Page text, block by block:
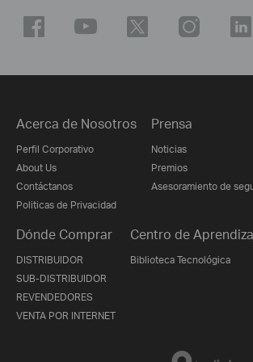
Acerca de Nosotros
Perfil Corporativo
About Us
Contáctanos
Politicas de Privacidad
Prensa
Noticias
Premios
Asesoramiento de
Dónde Comprar
DISTRIBUIDOR
SUB-DISTRIBUIDOR
REVENDEDORES
VENTA POR INTERNET
Centro de
Biblioteca Tecnológica